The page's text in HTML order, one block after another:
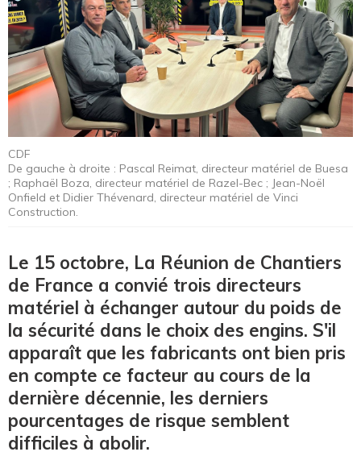
CDF
De gauche à droite : Pascal Reimat, directeur matériel de Buesa
; Raphaël Boza, directeur matériel de Razel-Bec ; Jean-Noël
Onfield et Didier Thévenard, directeur matériel de Vinci
Construction.
Le 15 octobre, La Réunion de Chantiers
de France a convié trois directeurs
matériel à échanger autour du poids de
la sécurité dans le choix des engins. S'il
apparaît que les fabricants ont bien pris
en compte ce facteur au cours de la
dernière décennie, les derniers
pourcentages de risque semblent
difficiles à abolir.